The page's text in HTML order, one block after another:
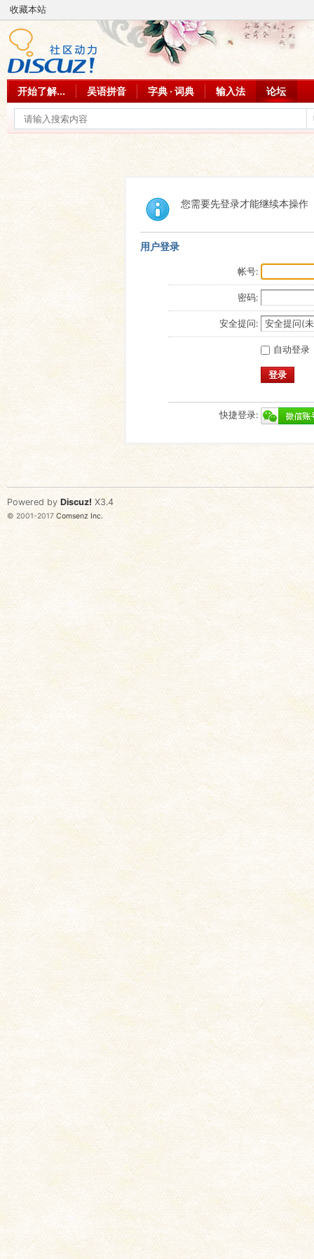
收藏本站
开始了解... 吴语拼音 字典 · 词典 输入法 论坛
您需要先登录才能继续本操作
用户登录
帐号:
密码:
安全提问:
自动登录
登录
快捷登录:
Powered by Discuz! X3.4
© 2001-2017 Comsenz Inc.